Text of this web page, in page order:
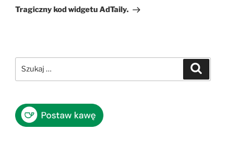
wpis
Tragiczny kod widgetu AdTaily.